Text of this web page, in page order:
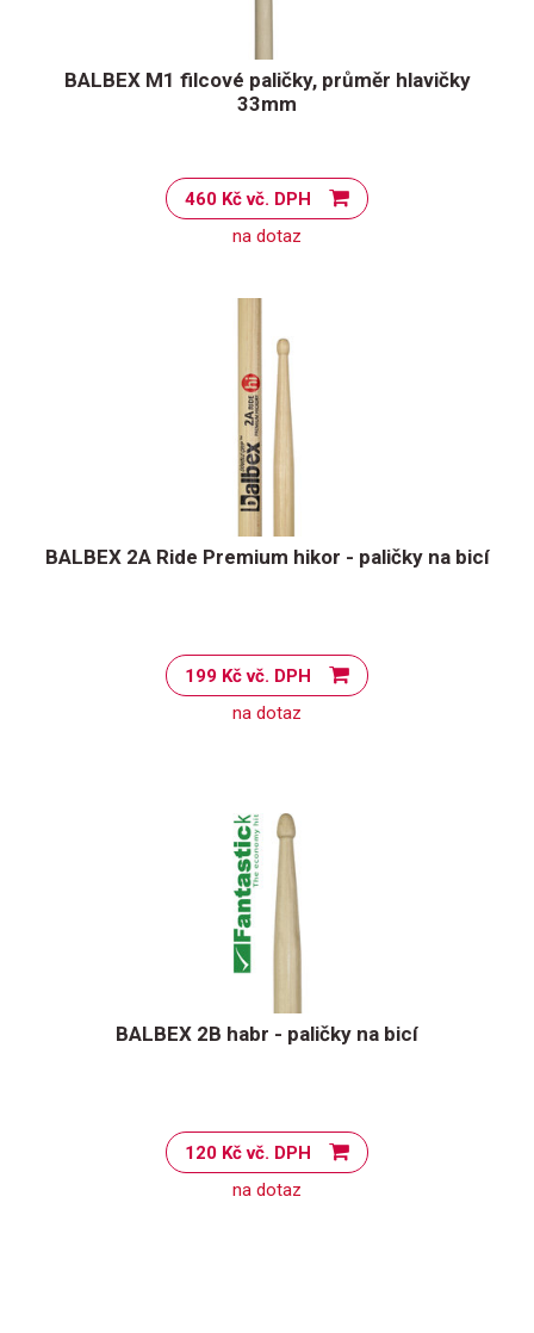
BALBEX M1 filcové paličky, průměr hlavičky
33mm
460 Kč vč. DPH
na dotaz
BALBEX 2A Ride Premium hikor - paličky na bicí
199 Kč vč. DPH
na dotaz
BALBEX 2B habr - paličky na bicí
120 Kč vč. DPH
na dotaz